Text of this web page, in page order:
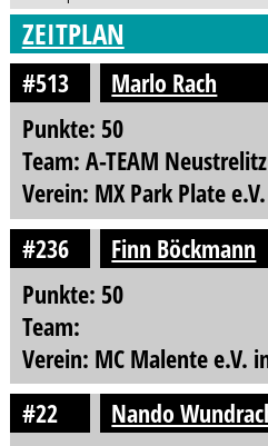
ZEITPLAN
#513
Marlo Rach
Punkte: 50
Team: A-TEAM Neustrelitz
Verein: MX Park Plate
#236
Finn Böckmann
Punkte: 50
Team:
Verein: MC Malente e.V.
#22
Nando